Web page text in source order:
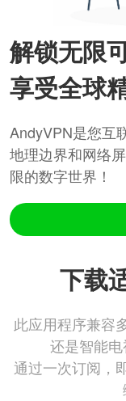
解锁无限
享受全球
AndyVPN是您互
地理边界和网络
限的数字世界！
下载
此应用程序兼容
还是智能电
通过一次订阅，